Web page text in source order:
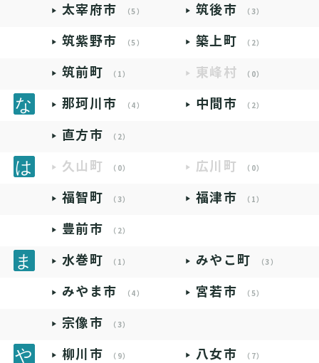
太宰府市 （5） 筑後市 （3）
筑紫野市 （5） 築上町 （2）
筑前町 （1） 東峰村 （0）
那珂川市 （4） 中間市 （2）
直方市 （2）
久山町 （0） 広川町 （0）
福智町 （3） 福津市 （1）
豊前市 （2）
水巻町 （1） みやこ町 （3）
みやま市 （4） 宮若市 （5）
宗像市 （3）
柳川市 （9） 八女市 （7）